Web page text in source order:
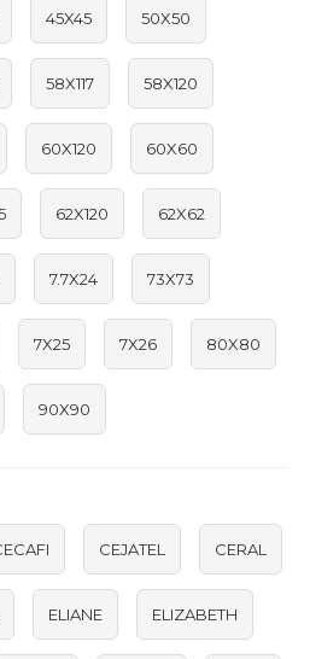
45X45 50X50
58X117 58X120
60X120 60X60
62X120 62X62
7.7X24 73X73
7X25 7X26 80X80
90X90
CEJATEL CERAL
ELIANE ELIZABETH